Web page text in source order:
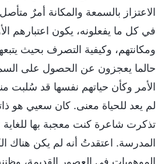
الاعتزاز بالسمعة والمكانة أمرٌ
في كل ما يفعلونه، يكون اعتبارهم
ومكانتهم، وكيفية التصرف بحيث
حالما يعجزون عن الحصول على
الأمر وكأن حياتهم نفسها قد سُلبت
لم يعد للحياة معنى. كان سعيي هو
تذكرت شاعرة كنت معجبة بها
المدرسة. اعتقدتُ أنه لم يكن هناك
الموهوبات في العصور القديمة،